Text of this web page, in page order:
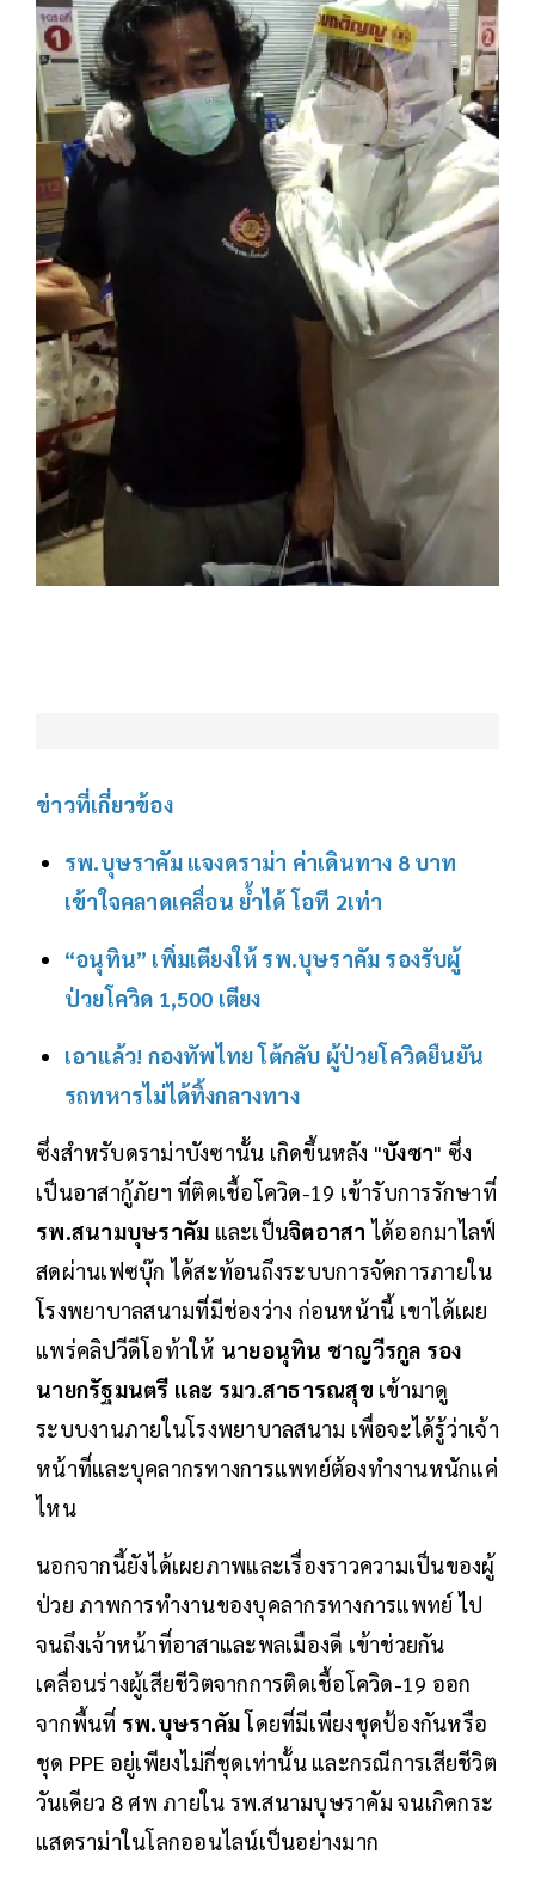
ข่าวที่เกี่ยวข้อง
รพ.บุษราคัม แจงดราม่า ค่าเดินทาง 8 บาท
เข้าใจคลาดเคลื่อน ย้ำได้ โอที 2เท่า
“อนุทิน” เพิ่มเตียงให้ รพ.บุษราคัม รองรับผู้
ป่วยโควิด 1,500 เตียง
เอาแล้ว! กองทัพไทย โต้กลับ ผู้ป่วยโควิดยืนยัน
รถทหารไม่ได้ทิ้งกลางทาง
ซึ่งสำหรับดราม่าบังซานั้น เกิดขึ้นหลัง "บังซา" ซึ่ง
เป็นอาสากู้ภัยฯ ที่ติดเชื้อโควิด-19 เข้ารับการรักษาที่
รพ.สนามบุษราคัม และเป็นจิตอาสา ได้ออกมาไลฟ์
สดผ่านเฟซบุ๊ก ได้สะท้อนถึงระบบการจัดการภายใน
โรงพยาบาลสนามที่มีช่องว่าง ก่อนหน้านี้ เขาได้เผย
แพร่คลิปวีดีโอท้าให้ นายอนุทิน ชาญวีรกูล รอง
นายกรัฐมนตรี และ รมว.สาธารณสุข เข้ามาดู
ระบบงานภายในโรงพยาบาลสนาม เพื่อจะได้รู้ว่าเจ้า
หน้าที่และบุคลากรทางการแพทย์ต้องทำงานหนักแค่
ไหน
นอกจากนี้ยังได้เผยภาพและเรื่องราวความเป็นของผู้
ป่วย ภาพการทำงานของบุคลากรทางการแพทย์ ไป
จนถึงเจ้าหน้าที่อาสาและพลเมืองดี เข้าช่วยกัน
เคลื่อนร่างผู้เสียชีวิตจากการติดเชื้อโควิด-19 ออก
จากพื้นที่ รพ.บุษราคัมโดยที่มีเพียงชุดป้องกันหรือ
ชุด PPE อยู่เพียงไม่กี่ชุดเท่านั้น และกรณีการเสียชีวิต
วันเดียว 8 ศพ ภายใน รพ.สนามบุษราคัม จนเกิดกระ
แสดราม่าในโลกออนไลน์เป็นอย่างมาก